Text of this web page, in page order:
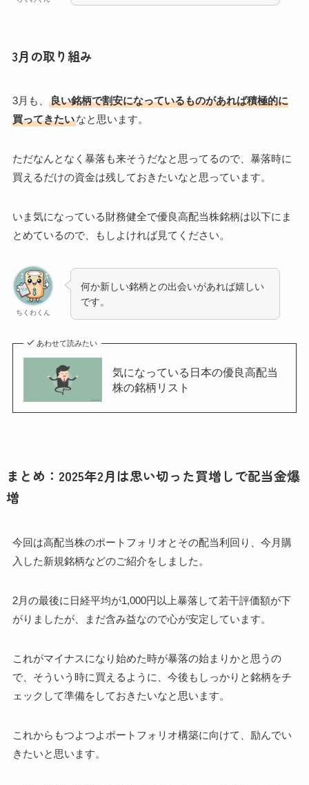
3月の取り組み
3月も、
良い銘柄で割安になっているものがあれば積極的に
買ってきたいなと思います。
ただなんとなく暴落も来そうだなと思ってるので、暴落時に
買えるだけの資金は残しておきたいなと思っています。
いま気になっている財務健全で優良高配当株銘柄は以下にま
とめているので、もしよければ見てください。
ちくわくん
何か新しい銘柄との出会いがあれば嬉しい
です。
あわせて読みたい
気になっている日本の優良高配当
株の銘柄リスト
まとめ：2025年2月は思い切った買増しで配当金爆
増
今回は高配当株のポートフォリオとその配当利回り、今月購
入した新規銘柄などのご紹介をしました。
2月の最後に日経平均が1,000円以上暴落して若干評価額が下
がりましたが、まだ含み益なので心が安定しています。
これがマイナスになり始めた時が暴落の始まりかと思うの
で、そういう時に買えるように、今後もしっかりと銘柄をチ
ェックして準備をしておきたいなと思います。
これからもつよつよポートフォリオ構築に向けて、励んでい
きたいと思います。